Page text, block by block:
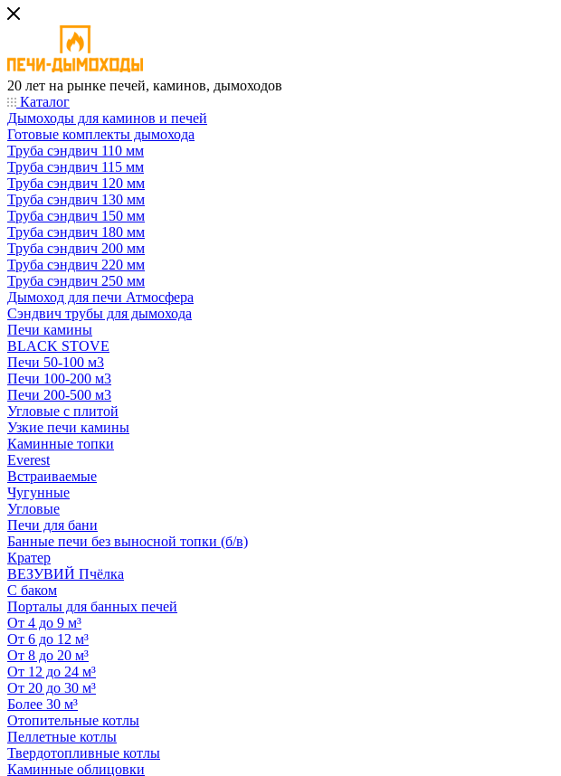
20 лет на рынке печей, каминов, дымоходов
Каталог
Дымоходы для каминов и печей
Готовые комплекты дымохода
Труба сэндвич 110 мм
Труба сэндвич 115 мм
Труба сэндвич 120 мм
Труба сэндвич 130 мм
Труба сэндвич 150 мм
Труба сэндвич 180 мм
Труба сэндвич 200 мм
Труба сэндвич 220 мм
Труба сэндвич 250 мм
Дымоход для печи Атмосфера
Сэндвич трубы для дымохода
Печи камины
BLACK STOVE
Печи 50-100 м3
Печи 100-200 м3
Печи 200-500 м3
Угловые с плитой
Узкие печи камины
Каминные топки
Everest
Встраиваемые
Чугунные
Угловые
Печи для бани
Банные печи без выносной топки (б/в)
Кратер
ВЕЗУВИЙ Пчёлка
С баком
Порталы для банных печей
От 4 до 9 м³
От 6 до 12 м³
От 8 до 20 м³
От 12 до 24 м³
От 20 до 30 м³
Более 30 м³
Отопительные котлы
Пеллетные котлы
Твердотопливные котлы
Каминные облицовки